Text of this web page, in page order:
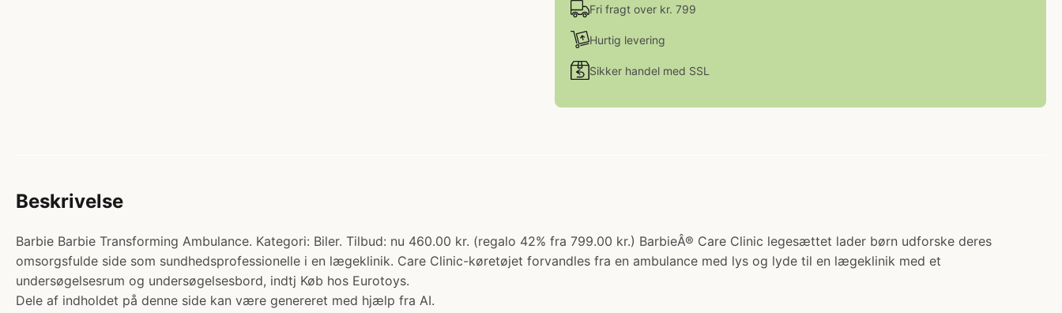
Fri fragt over kr. 799
Hurtig levering
Sikker handel med SSL
Beskrivelse
Barbie Barbie Transforming Ambulance. Kategori: Biler. Tilbud: nu 460.00 kr. (regalo 42% fra 799.00 kr.) BarbieÂ® Care Clinic legesættet lader børn udforske deres
omsorgsfulde side som sundhedsprofessionelle i en lægeklinik. Care Clinic-køretøjet forvandles fra en ambulance med lys og lyde til en lægeklinik med et
undersøgelsesrum og undersøgelsesbord, indtj Køb hos Eurotoys.
Dele af indholdet på denne side kan være genereret med hjælp fra AI.